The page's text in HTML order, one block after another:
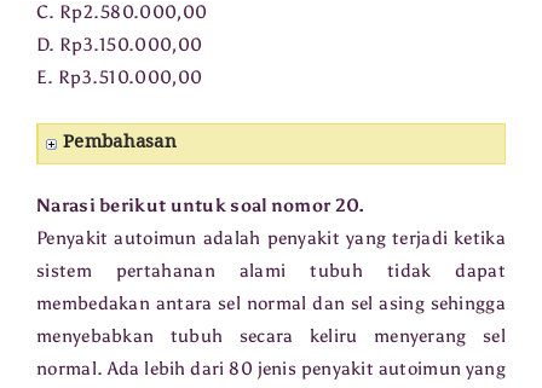
C. Rp2.580.000,00
D. Rp3.150.000,00
E. Rp3.510.000,00
Pembahasan
Narasi berikut untuk soal nomor 20.
Penyakit autoimun adalah penyakit yang terjadi ketika
sistem pertahanan alami tubuh tidak dapat
membedakan antara sel normal dan sel asing sehingga
menyebabkan tubuh secara keliru menyerang sel
normal. Ada lebih dari 80 jenis penyakit autoimun yang